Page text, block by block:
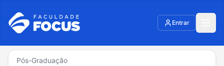
Entrar
Pós-Graduação